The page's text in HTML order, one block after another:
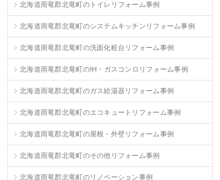
北海道雨竜郡北竜町のトイレリフォーム事例
北海道雨竜郡北竜町のシステムキッチンリフォーム事例
北海道雨竜郡北竜町の洗面化粧台リフォーム事例
北海道雨竜郡北竜町のIH・ガスコンロリフォーム事例
北海道雨竜郡北竜町のガス給湯器リフォーム事例
北海道雨竜郡北竜町のエコキュートリフォーム事例
北海道雨竜郡北竜町の屋根・外壁リフォーム事例
北海道雨竜郡北竜町のその他リフォーム事例
北海道雨竜郡北竜町のリノベーション事例